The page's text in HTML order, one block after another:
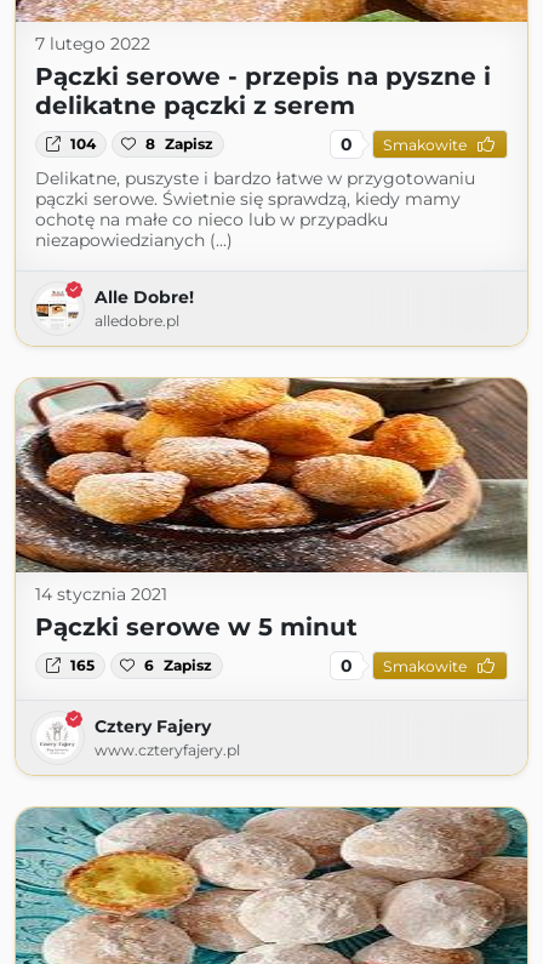
7 lutego 2022
Pączki serowe - przepis na pyszne i
delikatne pączki z serem
104 8 Zapisz 0 Smakowite
Delikatne, puszyste i bardzo łatwe w przygotowaniu
pączki serowe. Świetnie się sprawdzą, kiedy mamy
ochotę na małe co nieco lub w przypadku
niezapowiedzianych (...)
Alle Dobre!
alledobre.pl
14 stycznia 2021
Pączki serowe w 5 minut
165 6 Zapisz 0 Smakowite
Cztery Fajery
www.czteryfajery.pl